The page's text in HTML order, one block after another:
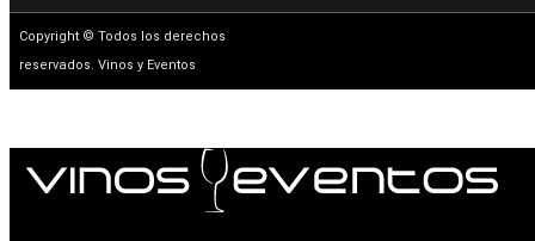
Copyright © Todos los derechos
reservados. Vinos y Eventos